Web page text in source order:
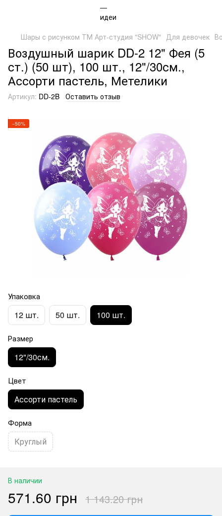
Шары с рисунком ТМ Арт-студия "SHOW" Для девочек
Воздушный шарик DD-2 12" Фея (5
ст.) (50 шт), 100 шт., 12"/30см.,
Ассорти пастель, Метелики
Артикул: DD-2B Оставить отзыв
−50%
Упаковка
12 шт. 50 шт. 100 шт.
Размер
12"/30см.
Цвет
Ассорти пастель
Форма
Круглый
В наличии
571.60 грн 1 143.20 грн